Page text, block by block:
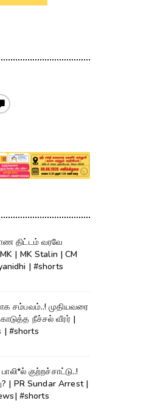
திட்டம் வரவே
| #shorts
சம்பவம்..! முதியவரை
நீச்சல் வீரர் |
| #shorts
குற்றச்சாட்டு..!
| PR Sundar Arrest |
#shorts